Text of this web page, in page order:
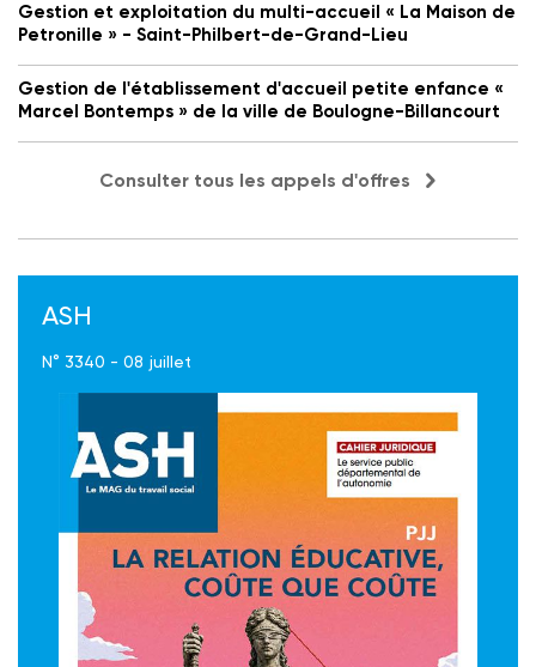
Gestion et exploitation du multi-accueil « La Maison de
Petronille » - Saint-Philbert-de-Grand-Lieu
Gestion de l'établissement d'accueil petite enfance «
Marcel Bontemps » de la ville de Boulogne-Billancourt
Consulter tous les appels d'offres
ASH
N° 3340 - 08 juillet